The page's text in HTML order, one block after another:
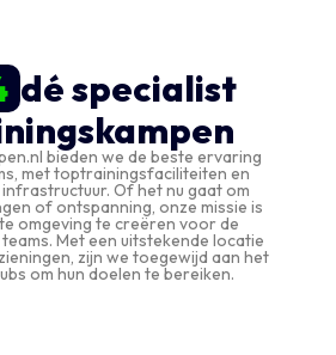
dé specialist
bieden we de beste ervaring
met toptrainingsfaciliteiten en
Of het nu gaat om
of ontspanning, onze missie is
omgeving te creëren voor de
Met een uitstekende locatie
zijn we toegewijd aan het
om hun doelen te bereiken.